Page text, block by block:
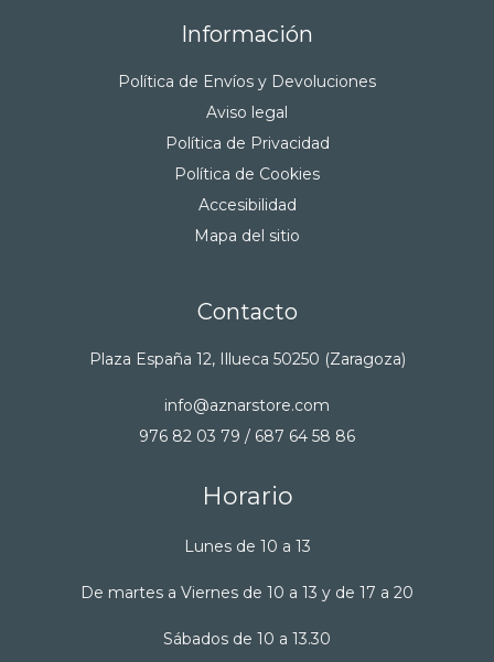
Información
Política de Envíos y Devoluciones
Aviso legal
Política de Privacidad
Política de Cookies
Accesibilidad
Mapa del sitio
Contacto
Plaza España 12, Illueca 50250 (Zaragoza)
info@aznarstore.com
976 82 03 79 / 687 64 58 86
Horario
Lunes de 10 a 13
De martes a Viernes de 10 a 13 y de 17 a 20
Sábados de 10 a 13.30